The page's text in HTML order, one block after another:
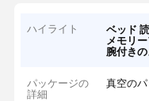
ハイライト ベッド
メモリ
腕付き
パッケージの
詳細
真空の